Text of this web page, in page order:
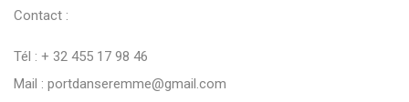
Contact :
Tél : + 32 455 17 98 46
Mail : portdanseremme@gmail.com